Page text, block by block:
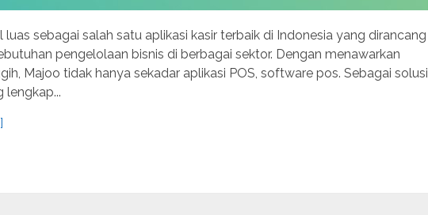
luas sebagai salah satu aplikasi kasir terbaik di Indonesia yang dirancang
pengelolaan bisnis di berbagai sektor. Dengan menawarkan
Majoo tidak hanya sekadar aplikasi POS, software pos. Sebagai solusi
lengkap...